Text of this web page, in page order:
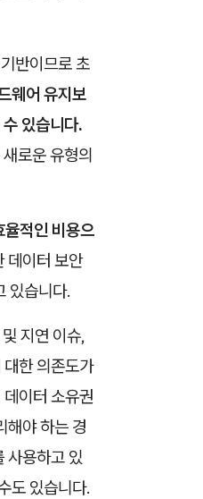
반이므로 초
웨어 유지보
있습니다.
로운 유형의
적인 비용으
데이터 보안
있습니다.
지연 이슈,
한 의존도가
이터 소유권
해야 하는 경
사용하고 있
도 있습니다.